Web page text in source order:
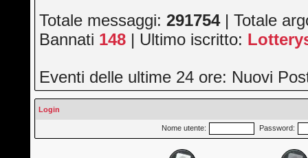
Totale messaggi:291754| Totale
Bannati 148 | Ultimo iscritto:
Eventi delle ultime 24 ore: Nuovi
Login
Nome utente: Password: